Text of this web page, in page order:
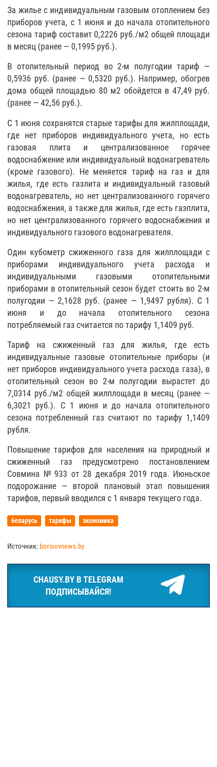
За жилье с индивидуальным газовым отоплением без
приборов учета, с 1 июня и до начала отопительного
сезона тариф составит 0,2226 руб./м2 общей площади
в месяц (ранее — 0,1995 руб.).
В отопительный период во 2-м полугодии тариф —
0,5936 руб. (ранее — 0,5320 руб.). Например, обогрев
дома общей площадью 80 м2 обойдется в 47,49 руб.
(ранее — 42,56 руб.).
С 1 июня сохранятся старые тарифы для жилплощади,
где нет приборов индивидуального учета, но есть
газовая плита и централизованное горячее
водоснабжение или индивидуальный водонагреватель
(кроме газового). Не меняется тариф на газ и для
жилья, где есть газлита и индивидуальный газовый
водонагреватель, но нет централизованного горячего
водоснабжения, а также для жилья, где есть газплита,
но нет централизованного горячего водоснабжения и
индивидуального газового водонагревателя.
Один кубометр сжиженного газа для жилплощади с
приборами индивидуального учета расхода и
индивидуальными газовыми отопительными
приборами в отопительный сезон будет стоить во 2-м
полугодии — 2,1628 руб. (ранее — 1,9497 рубля). С 1
июня и до начала отопительного сезона
потребляемый газ считается по тарифу 1,1409 руб.
Тариф на сжиженный газ для жилья, где есть
индивидуальные газовые отопительные приборы (и
нет приборов индивидуального учета расхода газа), в
отопительный сезон во 2-м полугодии вырастет до
7,0314 руб./м2 общей жилплощади в месяц (ранее —
6,3021 руб.). С 1 июня и до начала отопительного
сезона потребленный газ считают по тарифу 1,1409
рубля.
Повышение тарифов для населения на природный и
сжиженный газ предусмотрено постановлением
Совмина № 933 от 28 декабря 2019 года. Июньское
подорожание — второй плановый этап повышения
тарифов, первый вводился с 1 января текущего года.
беларусь тарифы экономика
Источник: borisovnews.by
CHAUSY.BY В TELEGRAM
ПОДПИСЫВАЙСЯ!